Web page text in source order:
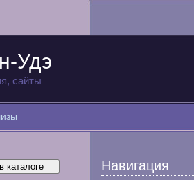
Удэ
сайты
Навигация